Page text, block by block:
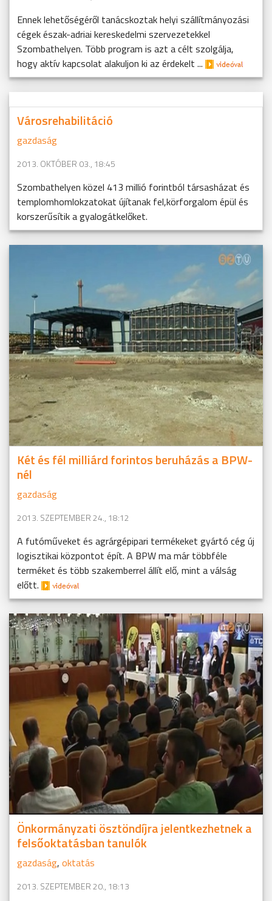
Ennek lehetőségéről tanácskoztak helyi szállítmányozási
cégek észak-adriai kereskedelmi szervezetekkel
Szombathelyen. Több program is azt a célt szolgálja,
hogy aktív kapcsolat alakuljon ki az érdekelt ...
Városrehabilitáció
gazdaság
2013. OKTÓBER 03., 18:45
Szombathelyen közel 413 millió forintból társasházat és
templomhomlokzatokat újítanak fel,körforgalom épül és
korszerűsítik a gyalogátkelőket.
Két és fél milliárd forintos beruházás a BPW-
nél
gazdaság
2013. SZEPTEMBER 24., 18:12
A futóműveket és agrárgépipari termékeket gyártó cég új
logisztikai központot épít. A BPW ma már többféle
terméket és több szakemberrel állít elő, mint a válság
előtt.
Önkormányzati ösztöndíjra jelentkezhetnek a
felsőoktatásban tanulók
gazdaság, oktatás
2013. SZEPTEMBER 20., 18:13